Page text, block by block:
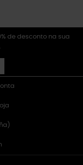
de desconto na sua